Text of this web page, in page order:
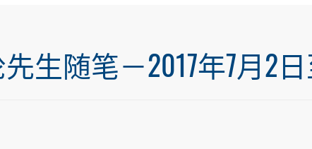
生随笔－2017年7月2